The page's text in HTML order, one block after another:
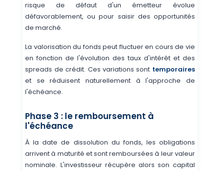
risque de défaut d'un émetteur évolue
défavorablement, ou pour saisir des opportunités
de marché.
La valorisation du fonds peut fluctuer en cours de vie
en fonction de l'évolution des taux d'intérêt et des
spreads de crédit. Ces variations sont temporaires
et se réduisent naturellement à l'approche de
l'échéance.
Phase 3 : le remboursement à
l'échéance
À la date de dissolution du fonds, les obligations
arrivent à maturité et sont remboursées à leur valeur
nominale. L'investisseur récupère alors son capital